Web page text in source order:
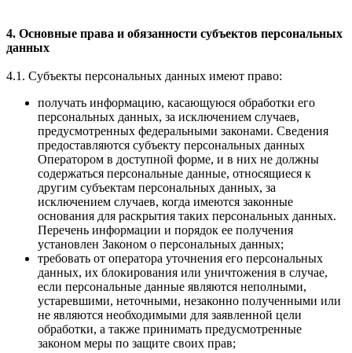
4. Основные права и обязанности субъектов персональных
данных
4.1. Субъекты персональных данных имеют право:
получать информацию, касающуюся обработки его
персональных данных, за исключением случаев,
предусмотренных федеральными законами. Сведения
предоставляются субъекту персональных данных
Оператором в доступной форме, и в них не должны
содержаться персональные данные, относящиеся к
другим субъектам персональных данных, за
исключением случаев, когда имеются законные
основания для раскрытия таких персональных данных.
Перечень информации и порядок ее получения
установлен Законом о персональных данных;
требовать от оператора уточнения его персональных
данных, их блокирования или уничтожения в случае,
если персональные данные являются неполными,
устаревшими, неточными, незаконно полученными или
не являются необходимыми для заявленной цели
обработки, а также принимать предусмотренные
законом меры по защите своих прав;